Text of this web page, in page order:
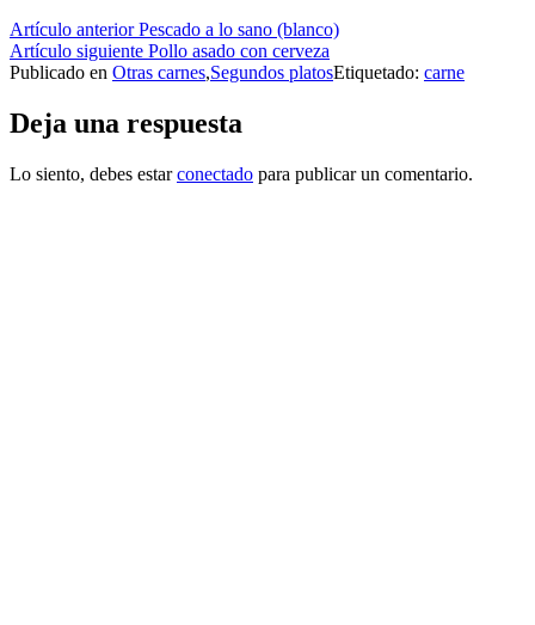
Seguir
leyendo
Artículo anteriorPescado a lo sano (blanco)
Artículo siguiente Pollo asado con cerveza
Publicado en Otras carnes,Segundos platosEtiquetado: carne
Deja una respuesta
Lo siento, debes estarconectado para publicar un comentario.